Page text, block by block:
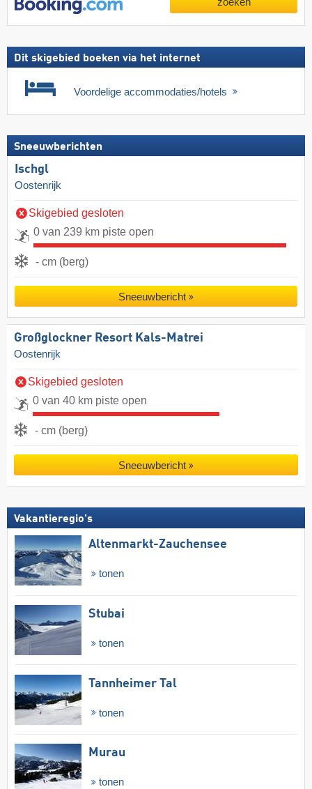
Dit skigebied boeken via het internet
Voordelige accommodaties/hotels
Sneeuwberichten
Ischgl
Oostenrijk
Skigebied gesloten
0 van 239 km piste open
- cm (berg)
Sneeuwbericht
Großglockner Resort Kals-Matrei
Oostenrijk
Skigebied gesloten
0 van 40 km piste open
- cm (berg)
Sneeuwbericht
Vakantieregio's
Altenmarkt-Zauchensee
tonen
Stubai
tonen
Tannheimer Tal
tonen
Murau
tonen